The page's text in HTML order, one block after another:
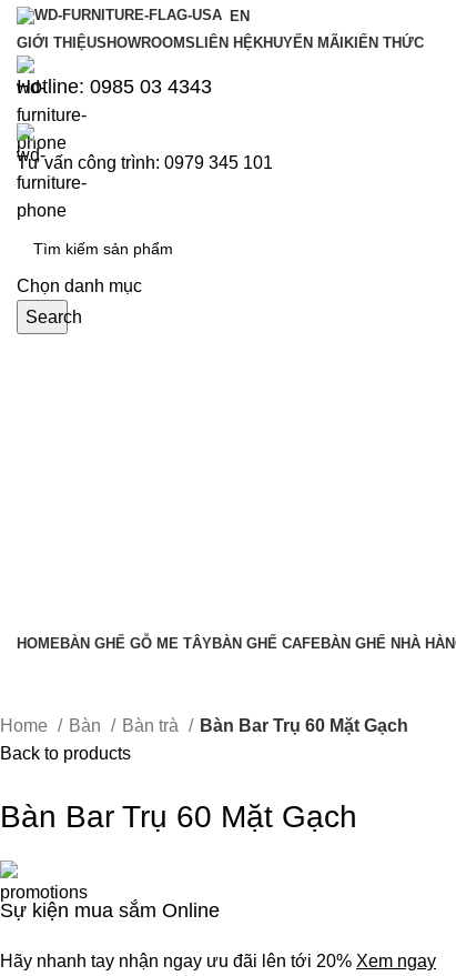
EN
GIỚI THIỆUSHOWROOMS LIÊN HỆKHUYẾN MÃI KIẾN THỨC
Hotline: 0985 03 4343
Tư vấn công trình: 0979 345 101
Chọn danh mục
Search
HOMEBÀN GHẾ GỖ ME TÂYBÀN GHẾ CAFEBÀN GHẾ NHÀ
Home Bàn Bàn trà
Bàn Bar Trụ 60 Mặt Gạch
Back to products
Bàn Bar Trụ 60 Mặt Gạch
Sự kiện mua sắm Online
Hãy nhanh tay nhận ngay ưu đãi lên tới 20% Xem ngay